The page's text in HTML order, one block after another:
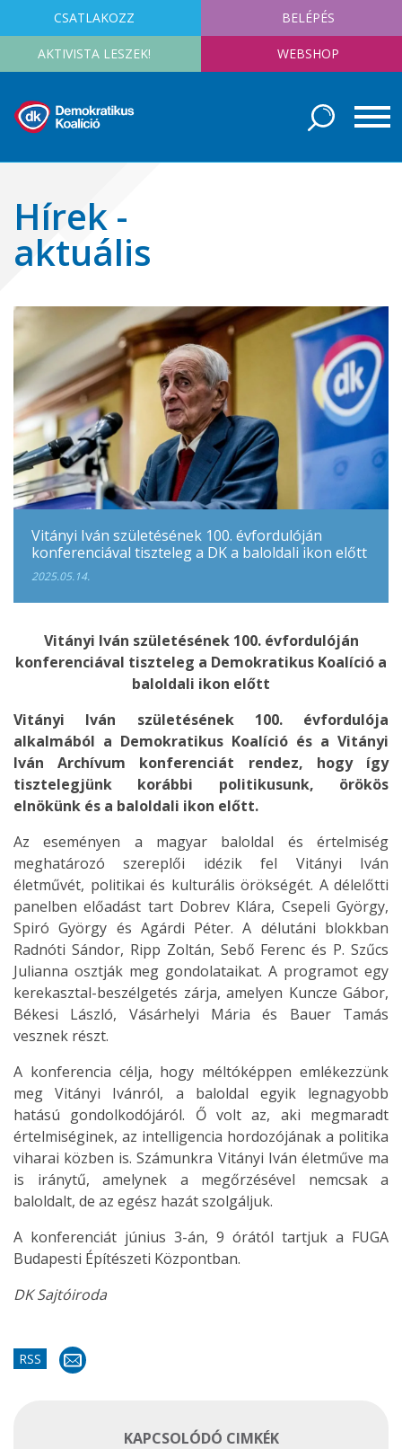
CSATLAKOZZ BELÉPÉS
AKTIVISTA LESZEK! WEBSHOP
Hírek -
aktuális
Vitányi Iván születésének 100. évfordulóján
konferenciával tiszteleg a DK a baloldali ikon előtt
2025.05.14.
Vitányi Iván születésének 100. évfordulóján
konferenciával tiszteleg a Demokratikus Koalíció a
baloldali ikon előtt
Vitányi Iván születésének 100. évfordulója
alkalmából a Demokratikus Koalíció és a Vitányi
Iván Archívum konferenciát rendez, hogy így
tisztelegjünk korábbi politikusunk, örökös
elnökünk és a baloldali ikon előtt.
Az eseményen a magyar baloldal és értelmiség
meghatározó szereplői idézik fel Vitányi Iván
életművét, politikai és kulturális örökségét. A délelőtti
panelben előadást tart Dobrev Klára, Csepeli György,
Spiró György és Agárdi Péter. A délutáni blokkban
Radnóti Sándor, Ripp Zoltán, Sebő Ferenc és P. Szűcs
Julianna osztják meg gondolataikat. A programot egy
kerekasztal-beszélgetés zárja, amelyen Kuncze Gábor,
Békesi László, Vásárhelyi Mária és Bauer Tamás
vesznek részt.
A konferencia célja, hogy méltóképpen emlékezzünk
meg Vitányi Ivánról, a baloldal egyik legnagyobb
hatású gondolkodójáról. Ő volt az, aki megmaradt
értelmiséginek, az intelligencia hordozójának a politika
viharai közben is. Számunkra Vitányi Iván életműve ma
is iránytű, amelynek a megőrzésével nemcsak a
baloldalt, de az egész hazát szolgáljuk.
A konferenciát június 3-án, 9 órától tartjuk a FUGA
Budapesti Építészeti Központban.
DK Sajtóiroda
RSS
KAPCSOLÓDÓ CIMKÉK